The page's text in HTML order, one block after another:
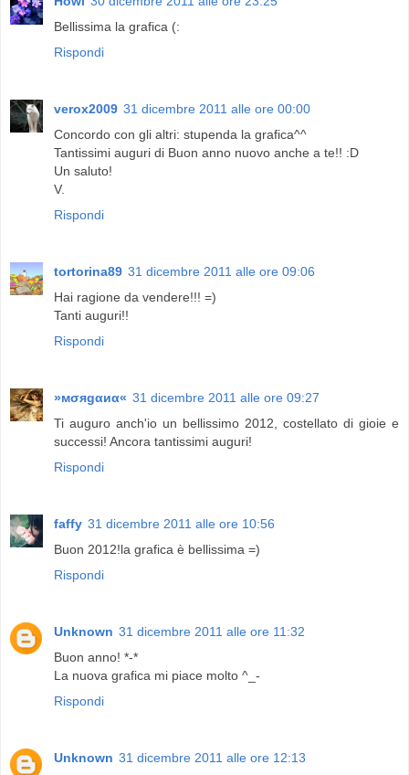
Bellissima la grafica (:
Rispondi
verox2009 31 dicembre 2011 alle ore 00:00
Concordo con gli altri: stupenda la grafica^^
Tantissimi auguri di Buon anno nuovo anche a te!! :D
Un saluto!
V.
Rispondi
tortorina89 31 dicembre 2011 alle ore 09:06
Hai ragione da vendere!!! =)
Tanti auguri!!
Rispondi
»мσяgαиα« 31 dicembre 2011 alle ore 09:27
Ti auguro anch'io un bellissimo 2012, costellato di gioie e
successi! Ancora tantissimi auguri!
Rispondi
faffy 31 dicembre 2011 alle ore 10:56
Buon 2012!la grafica è bellissima =)
Rispondi
Unknown 31 dicembre 2011 alle ore 11:32
Buon anno! *-*
La nuova grafica mi piace molto ^_-
Rispondi
Unknown 31 dicembre 2011 alle ore 12:13